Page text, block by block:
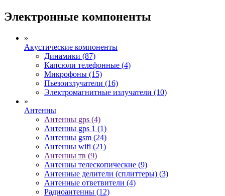
Электронные компоненты
»
Акустические компоненты
Динамики (87)
Капсюли телефонные (4)
Микрофоны (15)
Пьезоизлучатели (16)
Электромагнитные излучатели (10)
»
Антенны
Антенны gps (4)
Антенны gps 1 (1)
Антенны gsm (24)
Антенны wifi (21)
Антенны тв (9)
Антенны телескопические (9)
Антенные делители (сплиттеры) (3)
Антенные ответвители (4)
Радиоантенны (12)